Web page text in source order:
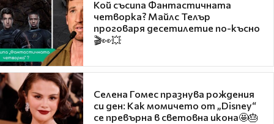
Кой съсипа Фантастичната
четворка? Майлс Телър
проговаря десетилетие по-късно
🎬👀💥
Селена Гомес празнува рождения
си ден: Как момичето от „Disney“
се превърна в световна икона🤩🎂